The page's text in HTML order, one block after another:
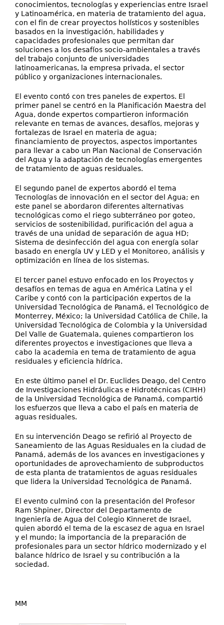
conocimientos, tecnologías y experiencias entre Israel
y Latinoamérica, en materia de tratamiento del agua,
con el fin de crear proyectos holísticos y sostenibles
basados en la investigación, habilidades y
capacidades profesionales que permitan dar
soluciones a los desafíos socio-ambientales a través
del trabajo conjunto de universidades
latinoamericanas, la empresa privada, el sector
público y organizaciones internacionales.
El evento contó con tres paneles de expertos. El
primer panel se centró en la Planificación Maestra del
Agua, donde expertos compartieron información
relevante en temas de avances, desafíos, mejoras y
fortalezas de Israel en materia de agua;
financiamiento de proyectos, aspectos importantes
para llevar a cabo un Plan Nacional de Conservación
del Agua y la adaptación de tecnologías emergentes
de tratamiento de aguas residuales.
El segundo panel de expertos abordó el tema
Tecnologías de innovación en el sector del Agua; en
este panel se abordaron diferentes alternativas
tecnológicas como el riego subterráneo por goteo,
servicios de sostenibilidad, purificación del agua a
través de una unidad de separación de agua HD;
Sistema de desinfección del agua con energía solar
basado en energía UV y LED y el Monitoreo, análisis y
optimización en línea de los sistemas.
El tercer panel estuvo enfocado en los Proyectos y
desafíos en temas de agua en América Latina y el
Caribe y contó con la participación expertos de la
Universidad Tecnológica de Panamá, el Tecnológico de
Monterrey, México; la Universidad Católica de Chile, la
Universidad Tecnológica de Colombia y la Universidad
Del Valle de Guatemala, quienes compartieron los
diferentes proyectos e investigaciones que lleva a
cabo la academia en tema de tratamiento de agua
residuales y eficiencia hídrica.
En este último panel el Dr. Euclides Deago, del Centro
de Investigaciones Hidráulicas e Hidrotécnicas (CIHH)
de la Universidad Tecnológica de Panamá, compartió
los esfuerzos que lleva a cabo el país en materia de
aguas residuales.
En su intervención Deago se refirió al Proyecto de
Saneamiento de las Aguas Residuales en la ciudad de
Panamá, además de los avances en investigaciones y
oportunidades de aprovechamiento de subproductos
de esta planta de tratamientos de aguas residuales
que lidera la Universidad Tecnológica de Panamá.
El evento culminó con la presentación del Profesor
Ram Shpiner, Director del Departamento de
Ingeniería de Agua del Colegio Kinneret de Israel,
quien abordó el tema de la escasez de agua en Israel
y el mundo; la importancia de la preparación de
profesionales para un sector hídrico modernizado y el
balance hídrico de Israel y su contribución a la
sociedad.
MM